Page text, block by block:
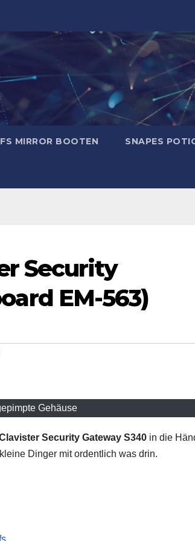
MIRROR BOOTEN SNAPES
Security
EM-563)
Gehäuse
Security Gateway S340 in die
Dinger mit ordentlich was drin.